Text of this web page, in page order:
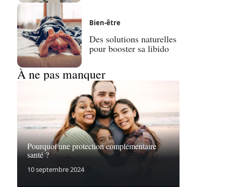
Bien-être
Des solutions naturelles
pour booster sa libido
À ne pas manquer
Pourquoi une protection complémentaire
santé ?
10 septembre 2024